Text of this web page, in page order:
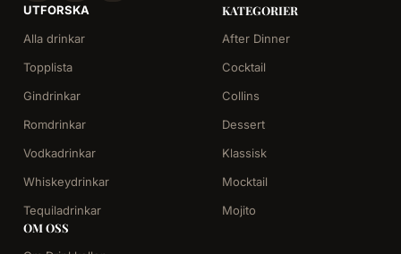
UTFORSKA
Alla drinkar
Topplista
Gindrinkar
Romdrinkar
Vodkadrinkar
Whiskeydrinkar
Tequiladrinkar
KATEGORIER
After Dinner
Cocktail
Collins
Dessert
Klassisk
Mocktail
Mojito
OM OSS